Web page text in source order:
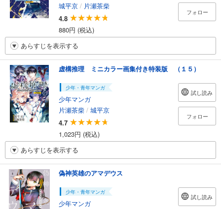
城平京 / 片瀬茶柴
4.8
880円 (税込)
フォロー
あらすじを表示する
虚構推理 ミニカラー画集付き特装版 （１５）
少年・青年マンガ
少年マンガ
片瀬茶柴 / 城平京
4.7
1,023円 (税込)
試し読み
フォロー
あらすじを表示する
偽神英雄のアマデウス
少年・青年マンガ
少年マンガ
試し読み